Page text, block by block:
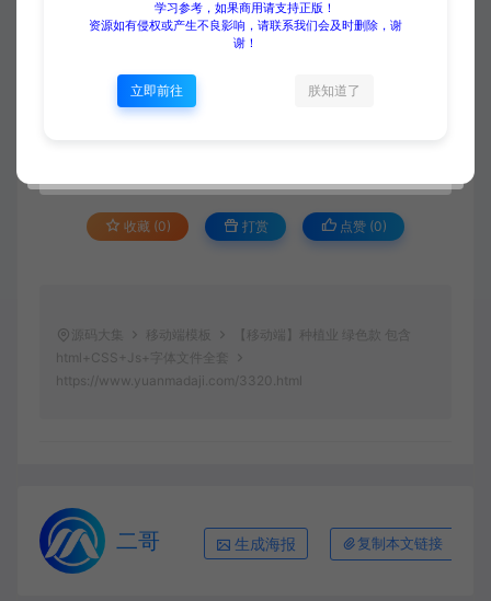
当前内容需要登录后下载
VIP折扣
登录购买
收藏 (0) 打赏 点赞 (0)
源码大集 移动端模板
【移动端】种植业 绿色款 包含
html+CSS+Js+字体文件全套
https://www.yuanmadaji.com/3320.html
二哥 生成海报 复制本文链接
学习参考，如果商用请支持正版！
资源如有侵权或产生不良影响，请联系我们会及时删除，谢
谢！
立即前往 朕知道了